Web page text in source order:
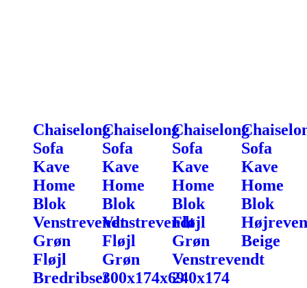
Chaiselong
Sofa
Kave
Home
Blok
Venstrevendt
Grøn
Fløjl
Bredribset
Chaiselong
Sofa
Kave
Home
Blok
Venstrevendt
Fløjl
Grøn
300x174x69
Chaiselong
Sofa
Kave
Home
Blok
Fløjl
Grøn
Venstrevendt
240x174
Sofa
Kave
Home
Blok
Beige